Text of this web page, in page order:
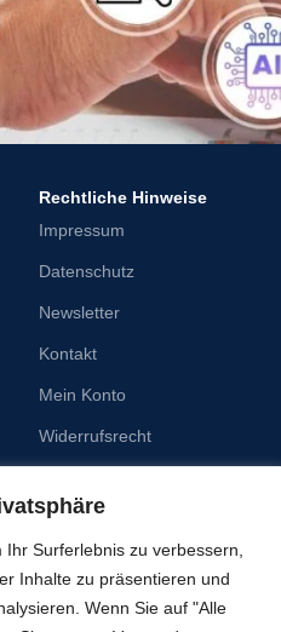
Surferlebnis zu verbessern,
Inhalte zu präsentieren und
Wenn Sie auf "Alle
Rechtliche Hinweise
Impressum
Datenschutz
Newsletter
Kontakt
Mein Konto
Widerrufsrecht